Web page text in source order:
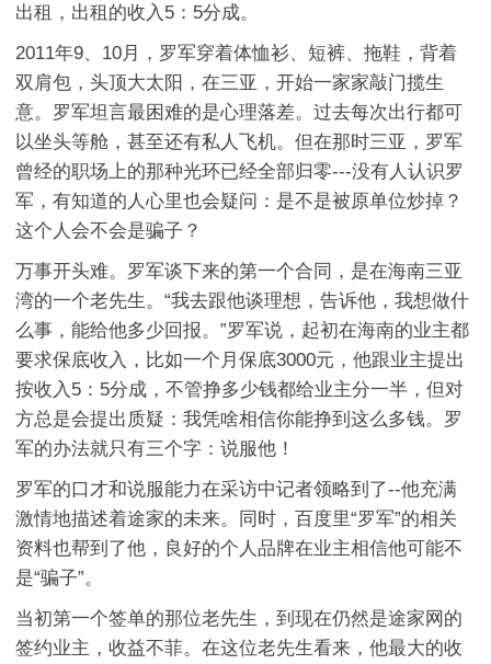
出租，出租的收入5：5分成。
2011年9、10月，罗军穿着体恤衫、短裤、拖鞋，背着
双肩包，头顶大太阳，在三亚，开始一家家敲门揽生
意。罗军坦言最困难的是心理落差。过去每次出行都可
以坐头等舱，甚至还有私人飞机。但在那时三亚，罗军
曾经的职场上的那种光环已经全部归零---没有人认识罗
军，有知道的人心里也会疑问：是不是被原单位炒掉？
这个人会不会是骗子？
万事开头难。罗军谈下来的第一个合同，是在海南三亚
湾的一个老先生。“我去跟他谈理想，告诉他，我想做什
么事，能给他多少回报。”罗军说，起初在海南的业主都
要求保底收入，比如一个月保底3000元，他跟业主提出
按收入5：5分成，不管挣多少钱都给业主分一半，但对
方总是会提出质疑：我凭啥相信你能挣到这么多钱。罗
军的办法就只有三个字：说服他！
罗军的口才和说服能力在采访中记者领略到了--他充满
激情地描述着途家的未来。同时，百度里“罗军”的相关
资料也帮到了他，良好的个人品牌在业主相信他可能不
是“骗子”。
当初第一个签单的那位老先生，到现在仍然是途家网的
签约业主，收益不菲。在这位老先生看来，他最大的收